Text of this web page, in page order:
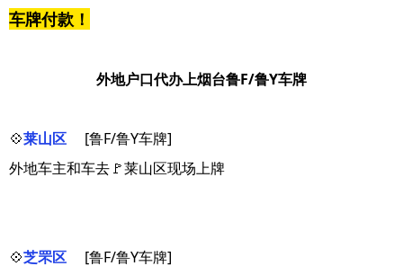
车牌付款！
外地户口代办上烟台鲁F/鲁Y车牌
💠莱山区
[鲁F/鲁Y车牌]
外地车主和车去🚩莱山区现场上牌
💠芝罘区
[鲁F/鲁Y车牌]